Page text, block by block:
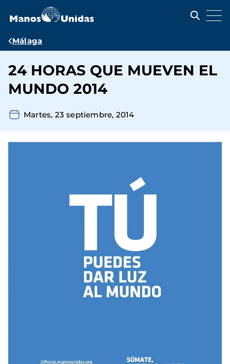
contenido
Ruta
navegación
Málaga
24 HORAS QUE MUEVEN EL
MUNDO 2014
Martes, 23 septiembre, 2014